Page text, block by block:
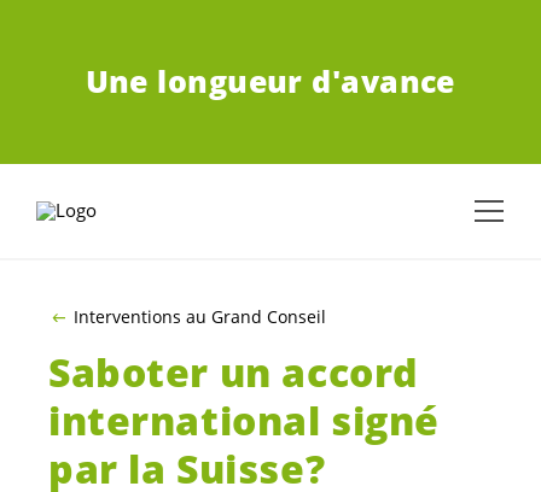
Une longueur d'avance
Interventions au Grand Conseil
Saboter un accord
international signé
par la Suisse?